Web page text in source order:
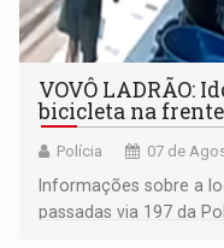
VOVÔ LADRÃO:
bicicleta na
Polícia 07 de
Informações sobre a
passadas via 197 da